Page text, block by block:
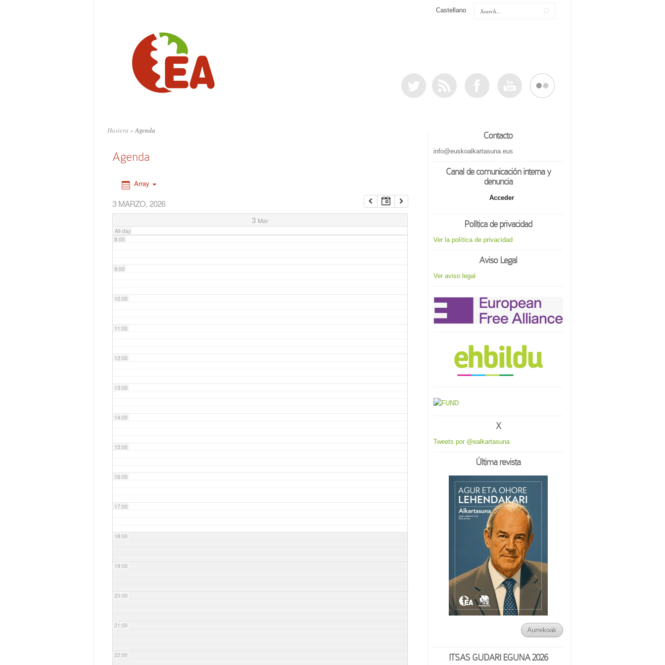
Castellano
Hasiera »Agenda
Agenda
Array
3 MARZO, 2026
3 Mar
All-day
6:00
8:00
9:00
10:00
11:00
12:00
13:00
14:00
15:00
16:00
17:00
18:00
19:00
20:00
21:00
22:00
Contacto
info@euskoalkartasuna.eus
Canal de comunicación interna y
denuncia
Acceder
Política de privacidad
Ver la política de privacidad
Aviso Legal
Ver aviso legal
X
Tweets por @ealkartasuna
Última revista
Aurrekoak
ITSAS GUDARI EGUNA 2026